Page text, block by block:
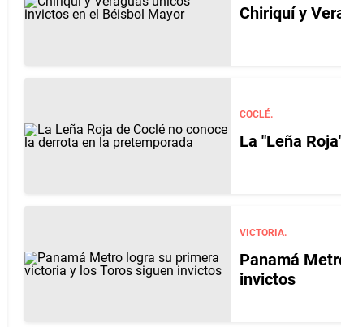
Chiriquí y
COCLÉ.
La "Leña
VICTORIA.
Panamá
invictos